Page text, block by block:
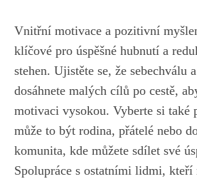
Vnitřní motivace a pozitivní
⁢klíčové‌ pro ‍úspěšné hubnutí a
stehen. Ujistěte se, že sebechválu
dosáhnete malých cílů po cestě,
motivaci vysokou. Vyberte si také
může to být rodina,⁢ přátelé nebo
komunita, kde můžete sdílet své
Spolupráce s ⁢ostatními lidmi, kteří